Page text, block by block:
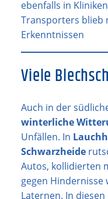
ebenfalls in
Transporters blieb
Erkenntnissen
Viele
Auch in der
winterliche
Unfällen. In
Schwarzheide
Autos, kollidierten
gegen Hindernisse
Laternen. In